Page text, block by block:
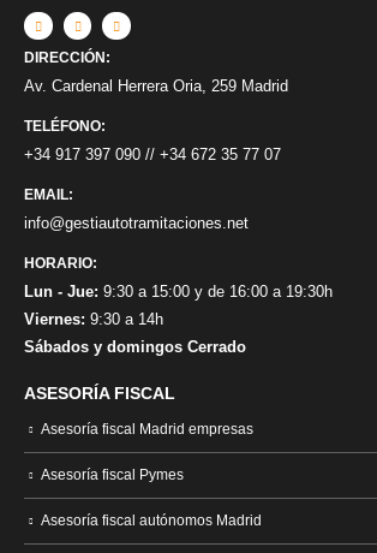
DIRECCIÓN:
Av. Cardenal Herrera Oria, 259 Madrid
TELÉFONO:
+34 917 397 090 // +34 672 35 77 07
EMAIL:
info@gestiautotramitaciones.net
HORARIO:
Lun - Jue: 9:30 a 15:00 y de 16:00 a 19:30h
Viernes: 9:30 a 14h
Sábados y domingos Cerrado
ASESORÍA FISCAL
Asesoría fiscal Madrid empresas
Asesoría fiscal Pymes
Asesoría fiscal autónomos Madrid